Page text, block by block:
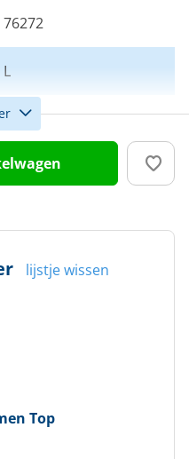
76272
L
Beige
Dames
lijstje wissen
Top